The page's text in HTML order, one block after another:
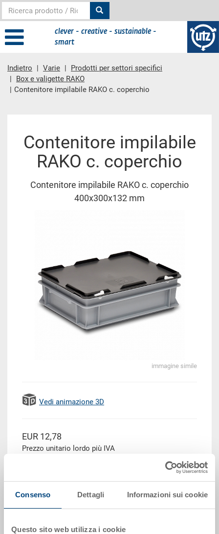
Consenso Dettagli Informazioni sui cookie
Questo sito web utilizza i cookie
clever - creative - sustainable -
smart
Indietro Varie
Prodotti per settori specifici
Box e valigette RAKO
Contenitore impilabile RAKO c. coperchio
Contenitore impilabile
RAKO c. coperchio
Contenitore impilabile RAKO c. coperchio
400x300x132 mm
immagine simile
Vedi animazione 3D
EUR 12,78
Prezzo unitario lordo più IVA
Il prodotto non può essere ordinato online:Richiedi
offerta